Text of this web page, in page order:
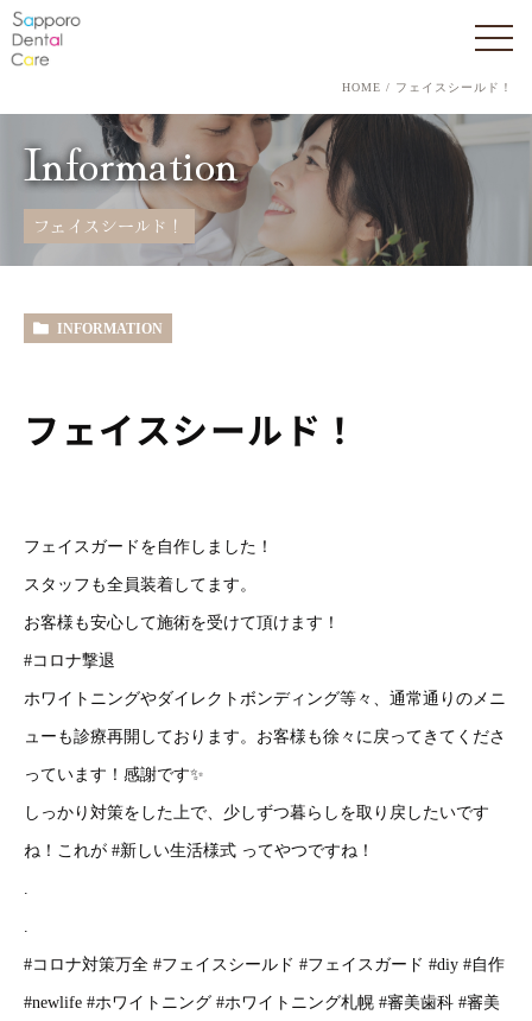
HOME フェイスシールド！
Information
フェイスシールド！
INFORMATION
フェイスシールド！
フェイスガードを自作しました！
スタッフも全員装着してます。
お客様も安心して施術を受けて頂けます！
#コロナ撃退
ホワイトニングやダイレクトボンディング等々、通常通りのメニ
ューも診療再開しております。お客様も徐々に戻ってきてくださ
っています！感謝です✨
しっかり対策をした上で、少しずつ暮らしを取り戻したいです
ね！これが #新しい生活様式 ってやつですね！
.
.
#コロナ対策万全 #フェイスシールド #フェイスガード #diy #自作
#newlife #ホワイトニング #ホワイトニング札幌 #審美歯科 #審美